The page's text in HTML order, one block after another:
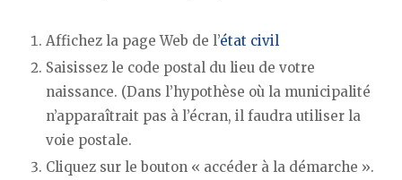
Affichez la page Web de l’état civil
Saisissez le code postal du lieu de votre
naissance. (Dans l’hypothèse où la municipalité
n’apparaîtrait pas à l’écran, il faudra utiliser la
voie postale.
Cliquez sur le bouton « accéder à la démarche ».